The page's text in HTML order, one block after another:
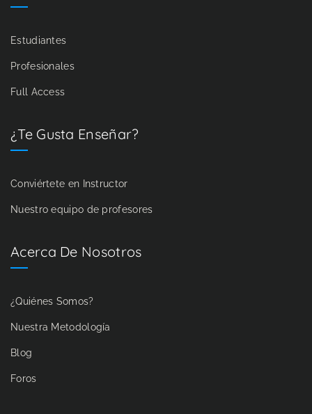
Estudiantes
Profesionales
Full Access
¿Te Gusta Enseñar?
Conviértete en Instructor
Nuestro equipo de profesores
Acerca De Nosotros
¿Quiénes Somos?
Nuestra Metodología
Blog
Foros